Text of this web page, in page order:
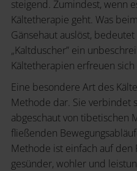
steigend. Zumindest, wenn
Kältetherapie geht. Was
Gänsehaut auslöst,
„Kaltduscher” ein
Kältetherapien erfreuen
Eine besondere Art des
Methode dar. Sie verbindet
abgeschaut von tibetischen
fließenden
Methode ist einfach auf den
gesünder, wohler und